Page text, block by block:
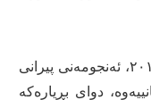
ئەمریکا بەردەوام دۆسییەی ئەرمەنەکانی لە دژی تورکیا بەکارهێناوە، دوا جاریش لە کانونی یەکەمی ٢٠١٩، ئەنجومەنی پیرانی
دوای بڕیارەکە